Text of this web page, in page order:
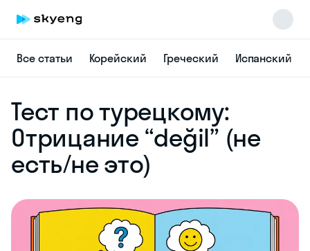
Все статьи Корейский Греческий Испанский
Тест по турецкому:
Отрицание “değil” (не
есть/не это)
online